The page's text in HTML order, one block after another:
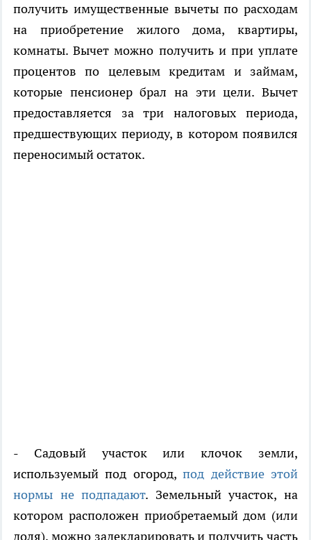
получить имущественные вычеты по расходам
на приобретение жилого дома, квартиры,
комнаты. Вычет можно получить и при уплате
процентов по целевым кредитам и займам,
которые пенсионер брал на эти цели. Вычет
предоставляется за три налоговых периода,
предшествующих периоду, в котором появился
переносимый остаток.
- Садовый участок или клочок земли,
используемый под огород,под действие этой
нормы не подпадают. Земельный участок, на
котором расположен приобретаемый дом (или
доля), можно задекларировать и получить часть